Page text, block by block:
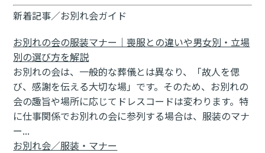
新着記事／お別れ会ガイド
お別れの会の服装マナー｜喪服との違いや男女別・立場
別の選び方を解説
お別れの会は、一般的な葬儀とは異なり、「故人を偲
び、感謝を伝える大切な場」です。そのため、お別れの
会の趣旨や場所に応じてドレスコードは変わります。特
に仕事関係でお別れの会に参列する場合は、服装のマナ
ー...
お別れ会／服装・マナー